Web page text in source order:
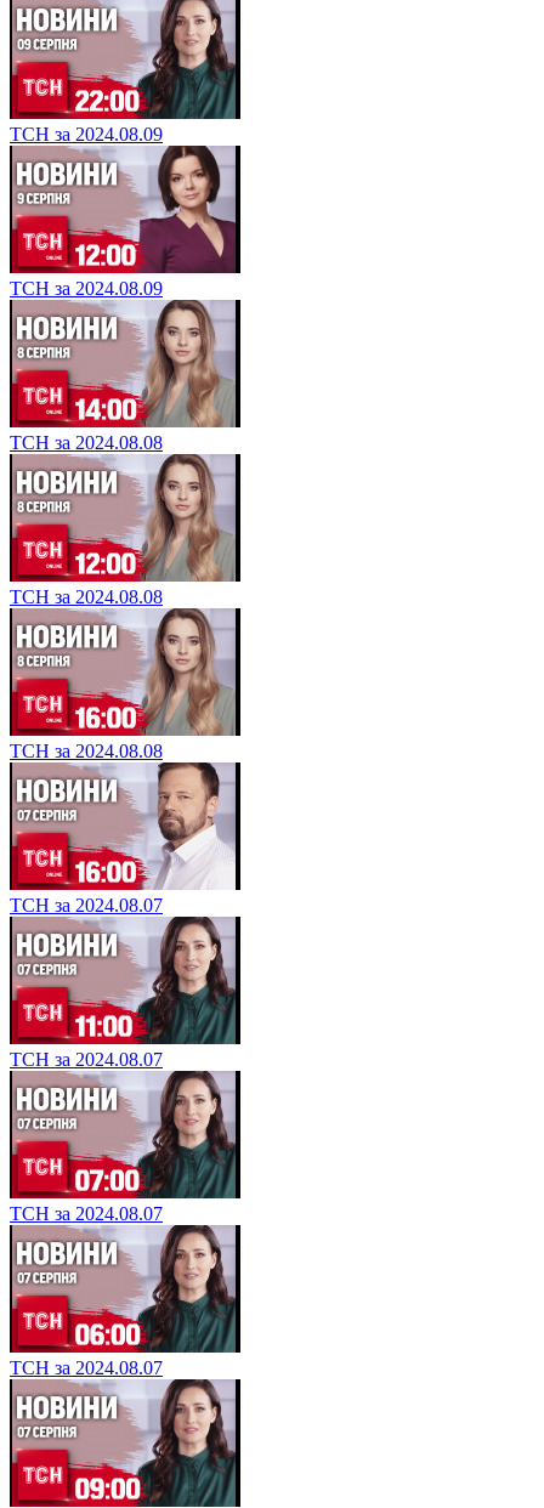
ТСН за 2024.08.09
ТСН за 2024.08.09
ТСН за 2024.08.08
ТСН за 2024.08.08
ТСН за 2024.08.08
ТСН за 2024.08.07
ТСН за 2024.08.07
ТСН за 2024.08.07
ТСН за 2024.08.07